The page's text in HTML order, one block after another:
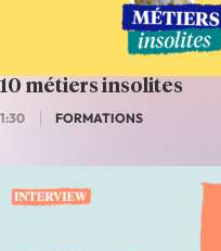
10 métiers insolites
1:30 FORMATIONS